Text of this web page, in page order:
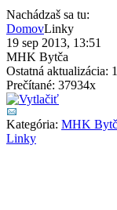
Nachádzaš sa tu:
DomovLinky
19 sep 2013, 13:51
MHK Bytča
Ostatná aktualizácia:
Prečítané: 37934x
Kategória: MHK
Linky